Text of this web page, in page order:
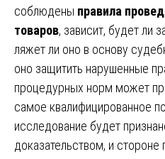
соблюдены правила
товаров, зависит, будет ли
ляжет ли оно в основу
оно защитить нарушенные
процедурных норм может
самое квалифицированное
исследование будет
доказательством, и стороне